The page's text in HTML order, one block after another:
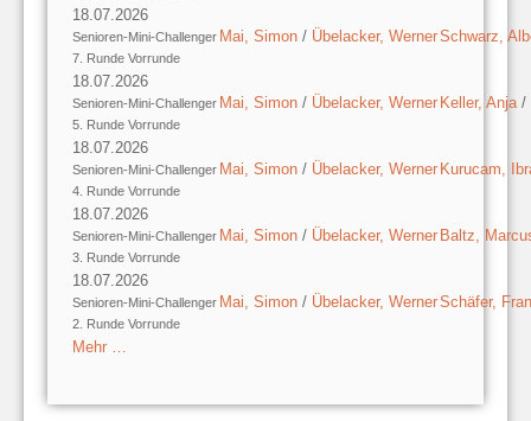
18.07.2026
Senioren-Mini-Challenger
7. Runde Vorrunde
Mai, Simon / Übelacker, WernerSchwarz,
18.07.2026
Senioren-Mini-Challenger
5. Runde Vorrunde
Mai, Simon / Übelacker, Werner Keller, Anja /
18.07.2026
Senioren-Mini-Challenger
4. Runde Vorrunde
Mai, Simon / Übelacker, Werner Kurucam,
18.07.2026
Senioren-Mini-Challenger
3. Runde Vorrunde
Mai, Simon / Übelacker, Werner Baltz,
18.07.2026
Senioren-Mini-Challenger
2. Runde Vorrunde
Mai, Simon / Übelacker, WernerSchäfer,
Mehr …